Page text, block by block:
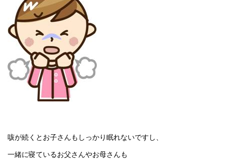
咳が続くとお子さんもしっかり眠れないですし、
一緒に寝ているお父さんやお母さんも